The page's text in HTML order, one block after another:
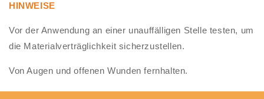
HINWEISE
Vor der Anwendung an einer unauffälligen Stelle testen, um
die Materialverträglichkeit sicherzustellen.
Von Augen und offenen Wunden fernhalten.